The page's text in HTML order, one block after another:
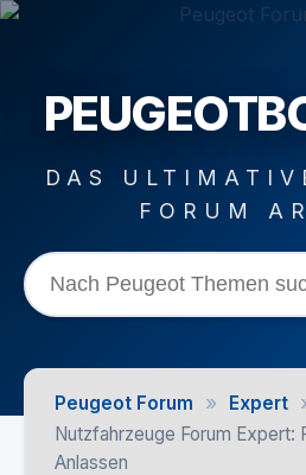
DAS
FORUM
Peugeot Forum » Expert
Nutzfahrzeuge Forum Expert:
Anlassen